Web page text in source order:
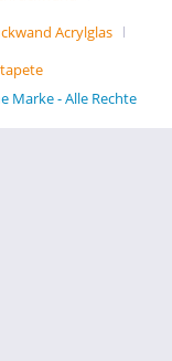
Acrylglas
Marke - Alle Rechte